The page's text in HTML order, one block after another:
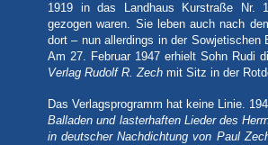
1919 in das Landhaus Kurstraße Nr.
gezogen waren. Sie leben auch nach
dort – nun allerdings in der Sowjetischen
Am 27. Februar 1947 erhielt Sohn Rudi
Verlag Rudolf R. Zech mit Sitz in der
Das Verlagsprogramm hat keine Linie.
Balladen und lasterhaften Lieder des
in deutscher Nachdichtung von Paul